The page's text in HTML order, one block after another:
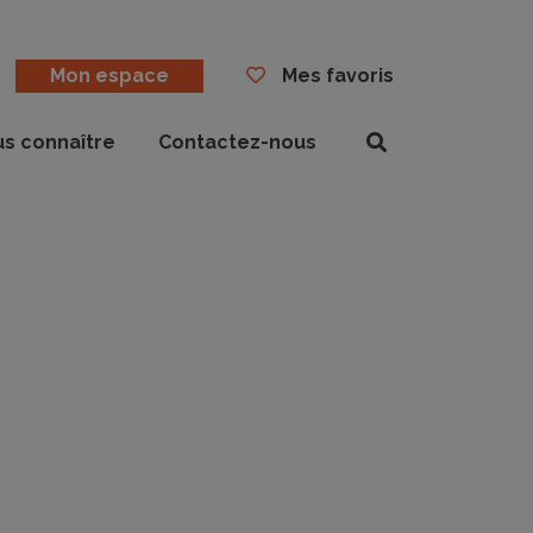
Mon espace Mes favoris
connaître Contactez-nous